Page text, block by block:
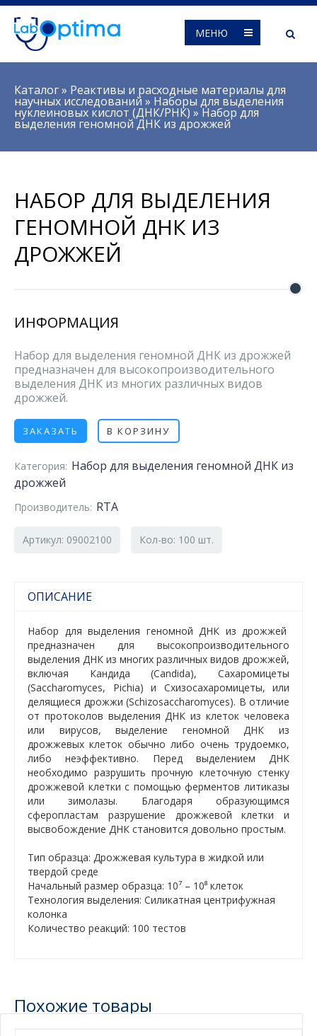
МЕНЮ
Вы здесь
Каталог» Реактивы и расходные материалы для
научных исследований » Наборы для выделения
нуклеиновых кислот (ДНК/РНК) » Набор для
выделения геномной ДНК из дрожжей
НАБОР ДЛЯ ВЫДЕЛЕНИЯ
ГЕНОМНОЙ ДНК ИЗ
ДРОЖЖЕЙ
ИНФОРМАЦИЯ
Набор для выделения геномной ДНК из дрожжей
предназначен для высокопроизводительного
выделения ДНК из многих различных видов
дрожжей.
ЗАКАЗАТЬ В КОРЗИНУ
Категория: Набор для выделения геномной ДНК из
дрожжей
Производитель: RTA
Артикул: 09002100 Кол-во: 100 шт.
ОПИСАНИЕ
Набор для выделения геномной ДНК из дрожжей
предназначен для высокопроизводительного
выделения ДНК из многих различных видов дрожжей,
включая Кандида (Candida), Сахаромицеты
(Saccharomyces, Pichia) и Схизосахаромицеты, или
делящиеся дрожжи (Schizosaccharomyces). В отличие
от протоколов выделения ДНК из клеток человека
или вирусов, выделение геномной ДНК из
дрожжевых клеток обычно либо очень трудоемко,
либо неэффективно. Перед выделением ДНК
необходимо разрушить прочную клеточную стенку
дрожжевой клетки с помощью ферментов литиказы
или зимолазы. Благодаря образующимся
сферопластам разрушение дрожжевой клетки и
высвобождение ДНК становится довольно простым.
Тип образца: Дрожжевая культура в жидкой или
твердой среде
Начальный размер образца: 10⁷ – 10⁸ клеток
Технология выделения: Силикатная центрифужная
колонка
Количество реакций: 100 тестов
Похожие товары